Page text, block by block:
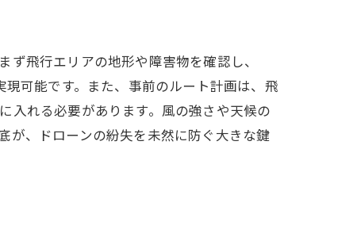
飛行エリアの地形や障害物を確認し、
可能です。また、事前のルート計画は、飛
入れる必要があります。風の強さや天候の
が、ドローンの紛失を未然に防ぐ大きな鍵